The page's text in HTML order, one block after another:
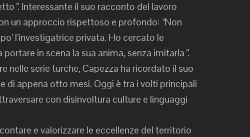
”. Interessante il suo racconto del lavoro
un approccio rispettoso e profondo: “Non
l’investigatrice privata. Ho cercato le
in scena la sua anima, senza imitarla”.
nelle serie turche, Capezza ha ricordato il suo
di appena otto mesi. Oggi è tra i volti principali
con disinvoltura culture e linguaggi
e valorizzare le eccellenze del territorio